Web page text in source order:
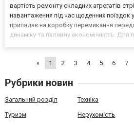
вартість ремонту складних агрегатів
навантаження під час щоденних поїздок
припадає на коробку перемикання
динаміку та паливну економічність. Для
«
1 2 3 4 5 6 7
Рубрики новин
Загальний розділ Техніка
Туризм Нерухомість